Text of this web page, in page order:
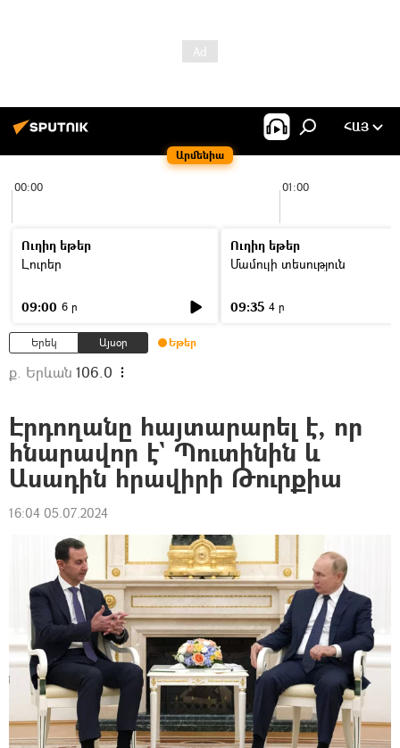
Արմենիա
ՀԱՅ
00:00 01:00
Ուղիղ եթեր
Լուրեր
09:00 6 ր
Ուղիղ եթեր
Մամուլի տեսություն
09:35 4 ր
Երեկ Այսօր Եթեր
ք. Երևան 106.0
Էրդողանը հայտարարել է, որ
հնարավոր է` Պուտինին և
Ասադին հրավիրի Թուրքիա
16:04 05.07.2024